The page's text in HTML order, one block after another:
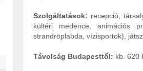
Szolgáltatások: recepció,
kültéri medence, animációs
strandröplabda, vízisportok),
Távolság Budapesttől: kb. 620